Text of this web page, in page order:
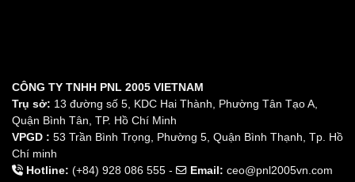
CÔNG TY TNHH PNL 2005 VIETNAM
Trụ sở: 13 đường số 5, KDC Hai Thành, Phường Tân Tạo A,
Quận Bình Tân, TP. Hồ Chí Minh
VPGD : 53 Trần Bình Trọng, Phường 5, Quận Bình Thạnh, Tp. Hồ
Chí minh
Hotline: (+84) 928 086 555 - Email: ceo@pnl2005vn.com